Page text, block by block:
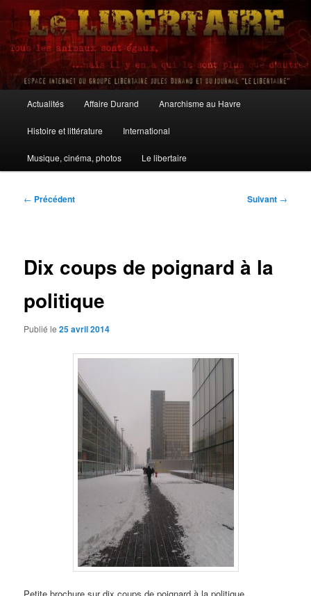
Aller
contenu
principalLe Libertaire
principal
Actualités Affaire Durand Anarchisme au Havre
Histoire et littérature International
Musique, cinéma, photos Le libertaire
Navigation
← Précédent Suivant →
Dix coups de poignard à la
politique
Publié le25 avril 2014